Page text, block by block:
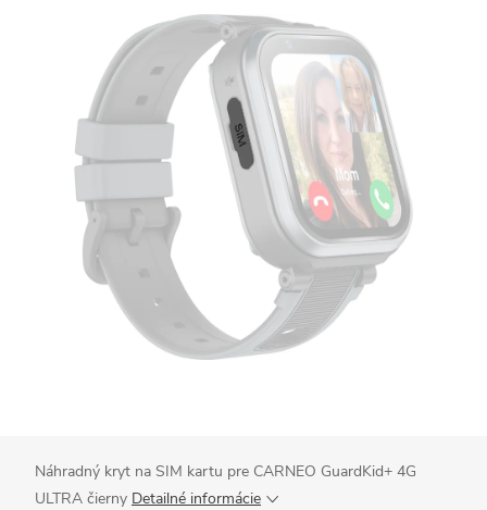
Náhradný kryt na SIM kartu pre CARNEO GuardKid+ 4G
ULTRA čierny Detailné informácie